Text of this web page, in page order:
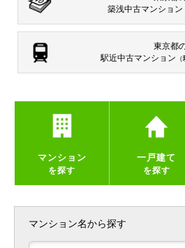
築浅中古マンション
東京都
駅近中古マンション
マンション
を探す
一戸建て
を探す
マンション名から探す